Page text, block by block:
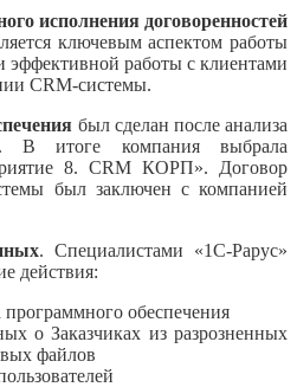
исполнения договоренностей
ключевым аспектом работы
эффективной работы с клиентами
CRM-системы.
был сделан после анализа
В итоге компания выбрала
8. CRM КОРП». Договор
был заключен с компанией
. Специалистами «1С-Рарус»
действия:
программного обеспечения
о Заказчиках из разрозненных
файлов